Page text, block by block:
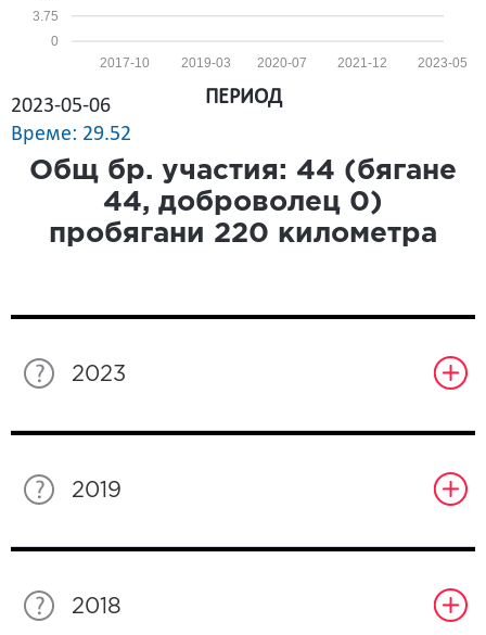
0
3.75
2023-05
2021-12
2020-07
2019-03
2017-10
2023-05-06
Време: 29.52
ПЕРИОД
Общ бр. участия: 44 (бягане
44, доброволец 0)
пробягани 220 километра
2023
2019
2018